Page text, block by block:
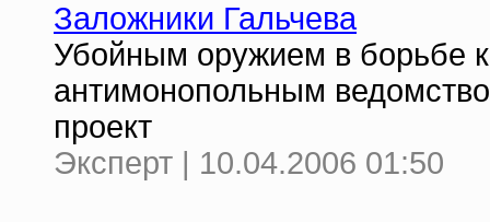
Заложники Гальчева
Убойным оружием в борьбе
антимонопольным
проект
Эксперт | 10.04.2006 01:50